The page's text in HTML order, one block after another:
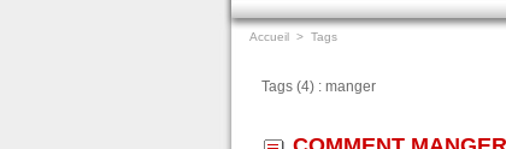
Accueil > Tags
Tags (4) : manger